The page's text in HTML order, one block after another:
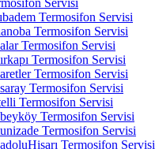
Servisi
Termosifon Servisi
Termosifon Servisi
Termosifon Servisi
Termosifon Servisi
Termosifon Servisi
Termosifon Servisi
Termosifon Servisi
Termosifon Servisi
Termosifon Servisi
Termosifon Servisi